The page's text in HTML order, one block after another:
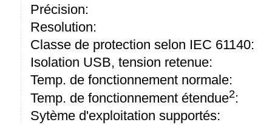
Précision:
Resolution:
Classe de protection selon IEC 61140:
Isolation USB, tension retenue:
Temp. de fonctionnement normale:
Temp. de fonctionnement étendue2:
Sytème d'exploitation supportés: